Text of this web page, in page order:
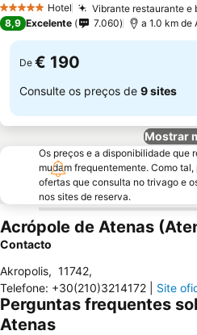
5 Estrelas Hotel Vibrante restaurante e
8,9 Excelente 7.060 a 1.0 km de
De € 190
Consulte os preços de 9 sites
Mostrar
Os preços e a disponibilidade que
mudam frequentemente. Como
ofertas que consulta no trivago e
nos sites de reserva.
Acrópole de Atenas
Contacto
Akropolis, 11742,
Telefone: +30(210)3214172 Site
Perguntas frequentes
Atenas